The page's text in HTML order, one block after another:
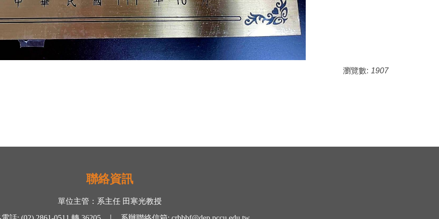
瀏覽數: 1907
聯絡資訊
單位主管： 系主任 田寒光教授